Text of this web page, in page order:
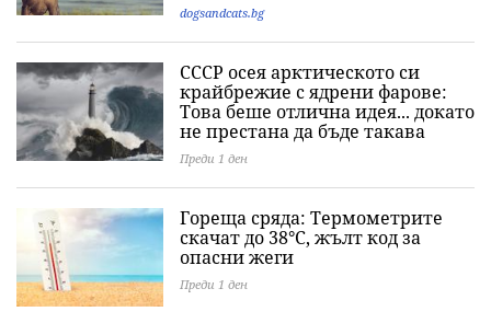
dogsandcats.bg
СССР осея арктическото си
крайбрежие с ядрени фарове:
Това беше отлична идея... докато
не престана да бъде такава
Преди 1 ден
Гореща сряда: Термометрите
скачат до 38°C, жълт код за
опасни жеги
Преди 1 ден